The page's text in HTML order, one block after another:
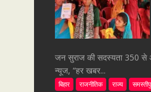
जन सुराज की सदस्यता 350 से
न्यूज, “हर खबर...
बिहार राजनीतिक राज्य